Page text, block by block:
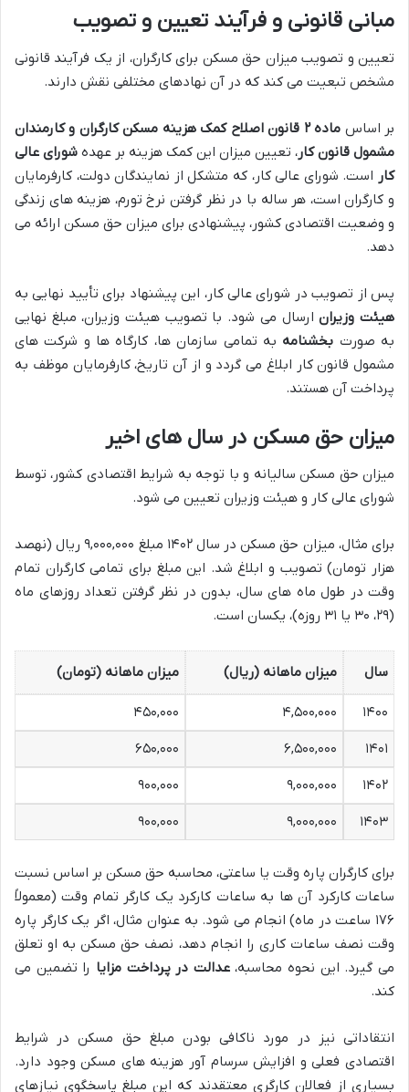
مبانی قانونی و فرآیند تعیین و تصویب
تعیین و تصویب میزان حق مسکن برای کارگران، از یک فرآیند قانونی
مشخص تبعیت می کند که در آن نهادهای مختلفی نقش دارند.
بر اساس
ماده ۲ قانون اصلاح کمک هزینه مسکن کارگران و کارمندان
مشمول قانون کار، تعیین میزان این کمک هزینه بر عهده شورای عالی
کار است. شورای عالی کار، که متشکل از نمایندگان دولت، کارفرمایان
و کارگران است، هر ساله با در نظر گرفتن نرخ تورم، هزینه های زندگی
و وضعیت اقتصادی کشور، پیشنهادی برای میزان حق مسکن ارائه می
دهد.
پس از تصویب در شورای عالی کار، این پیشنهاد برای تأیید نهایی به
هیئت وزیرانارسال می شود. با تصویب هیئت وزیران، مبلغ نهایی
به صورت بخشنامه به تمامی سازمان ها، کارگاه ها و شرکت های
مشمول قانون کار ابلاغ می گردد و از آن تاریخ، کارفرمایان موظف به
پرداخت آن هستند.
میزان حق مسکن در سال های اخیر
میزان حق مسکن سالیانه و با توجه به شرایط اقتصادی کشور، توسط
شورای عالی کار و هیئت وزیران تعیین می شود.
برای مثال، میزان حق مسکن در سال ۱۴۰۲ مبلغ ۹,۰۰۰,۰۰۰ ریال (نهصد
هزار تومان) تصویب و ابلاغ شد. این مبلغ برای تمامی کارگران تمام
وقت در طول ماه های سال، بدون در نظر گرفتن تعداد روزهای ماه
(۲۹، ۳۰ یا ۳۱ روزه)، یکسان است.
سال میزان ماهانه (ریال) میزان ماهانه (تومان)
۱۴۰۰ ۴,۵۰۰,۰۰۰
۴۵۰,۰۰۰
۱۴۰۱
۶,۵۰۰,۰۰۰
۶۵۰,۰۰۰
۱۴۰۲
۹,۰۰۰,۰۰۰
۹۰۰,۰۰۰
۱۴۰۳
۹,۰۰۰,۰۰۰ ۹۰۰,۰۰۰
برای کارگران پاره وقت یا ساعتی، محاسبه حق مسکن بر اساس نسبت
ساعات کارکرد آن ها به ساعات کارکرد یک کارگر تمام وقت (معمولاً
۱۷۶ ساعت در ماه) انجام می شود. به عنوان مثال، اگر یک کارگر پاره
وقت نصف ساعات کاری را انجام دهد، نصف حق مسکن به او تعلق
می گیرد. این نحوه محاسبه،عدالت در پرداخت مزایا را تضمین می
کند.
انتقاداتی نیز در مورد ناکافی بودن مبلغ حق مسکن در شرایط
اقتصادی فعلی و افزایش سرسام آور هزینه های مسکن وجود دارد.
بسیاری از فعالان کارگری معتقدند که این مبلغ پاسخگوی نیازهای